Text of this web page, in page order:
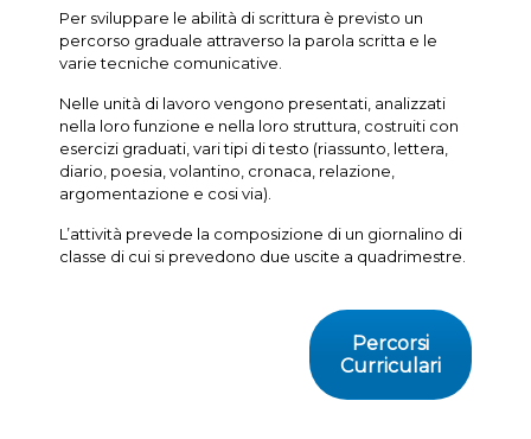
Per sviluppare le abilità di scrittura è previsto un
percorso graduale attraverso la parola scritta e le
varie tecniche comunicative.
Nelle unità di lavoro vengono presentati, analizzati
nella loro funzione e nella loro struttura, costruiti con
esercizi graduati, vari tipi di testo (riassunto, lettera,
diario, poesia, volantino, cronaca, relazione,
argomentazione e cosi via).
L’attività prevede la composizione di un giornalino di
classe di cui si prevedono due uscite a quadrimestre.
Percorsi
Curriculari